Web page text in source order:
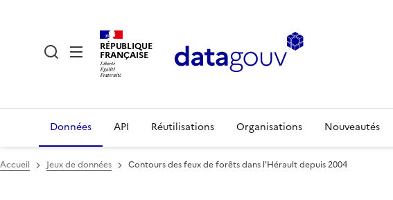
RÉPUBLIQUE
FRANÇAISE
Données API Réutilisations Organisations Nouveautés
Accueil Jeux de données Contours des feux de forêts dans l'Hérault depuis 2004